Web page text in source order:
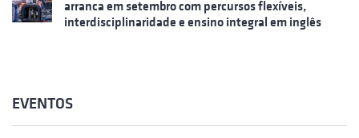
arranca em setembro com percursos flexíveis,
interdisciplinaridade e ensino integral em inglês
EVENTOS